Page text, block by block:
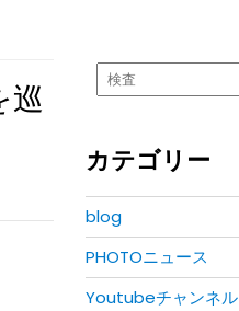
巡
カテゴリー
blog
PHOTOニュース
Youtubeチャンネル